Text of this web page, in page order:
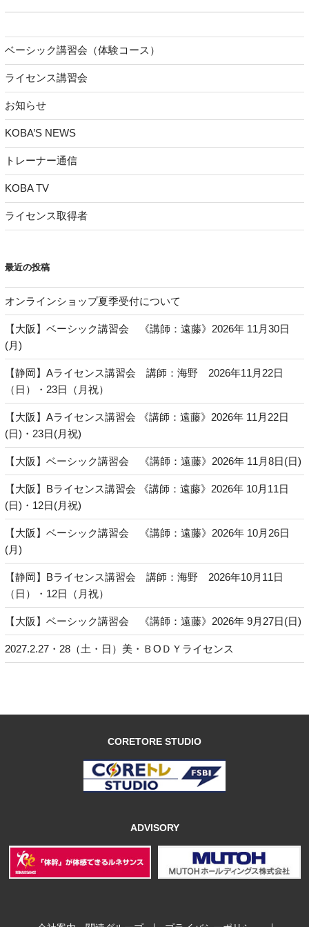
ベーシック講習会（体験コース）
ライセンス講習会
お知らせ
KOBA’S NEWS
トレーナー通信
KOBA TV
ライセンス取得者
最近の投稿
オンラインショップ夏季受付について
【大阪】ベーシック講習会 《講師：遠藤》2026年 11月30日
(月)
【静岡】Aライセンス講習会 講師：海野 2026年11月22日
（日）・23日（月祝）
【大阪】Aライセンス講習会 《講師：遠藤》2026年 11月22日
(日)・23日(月祝)
【大阪】ベーシック講習会 《講師：遠藤》2026年 11月8日(日)
【大阪】Bライセンス講習会 《講師：遠藤》2026年 10月11日
(日)・12日(月祝)
【大阪】ベーシック講習会 《講師：遠藤》2026年 10月26日
(月)
【静岡】Bライセンス講習会 講師：海野 2026年10月11日
（日）・12日（月祝）
【大阪】ベーシック講習会 《講師：遠藤》2026年 9月27日(日)
2027.2.27・28（土・日）美・ＢОＤＹライセンス
CORETORE STUDIO
ADVISORY